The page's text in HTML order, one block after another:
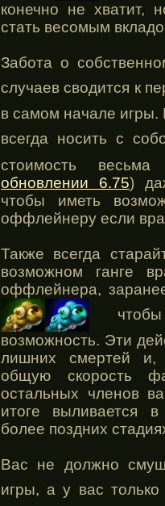
конечно не хватит,
стать весомым
Забота о
случаев сводится к
в самом начале игры.
всегда носить с
стоимость
обновлении 6.75)
чтобы иметь
оффлейнеру если
Также всегда
возможном ганге
оффлейнера,
чтобы
возможность. Эти
лишних смертей и,
общую скорость
остальных членов
итоге выливается
более поздних
Вас не должно
игры, а у вас